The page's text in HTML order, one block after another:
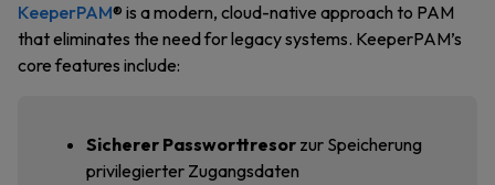
KeeperPAM® is a modern, cloud-native approach to PAM
that eliminates the need for legacy systems. KeeperPAM’s
core features include:
Sicherer Passworttresor zur Speicherung
privilegierter Zugangsdaten